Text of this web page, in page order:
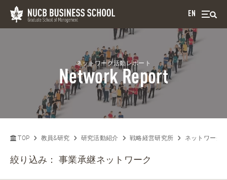
EN
ネットワーク活動レポート
Network Report
TOP 教員&研究 研究活動紹介 戦略経営研究所 ネットワーク
絞り込み：事業承継ネットワーク